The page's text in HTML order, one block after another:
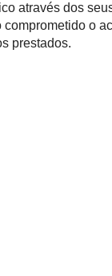
através dos
comprometido o
prestados.